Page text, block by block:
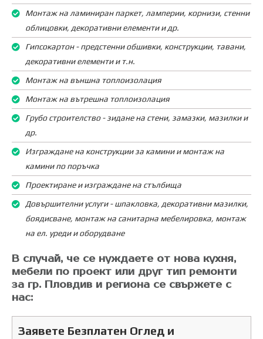
Монтаж на ламиниран паркет, ламперии, корнизи, стенни
облицовки, декоративни елементи и др.
Гипсокартон - предстенни обшивки, конструкции, тавани,
декоративни елементи и т.н.
Монтаж на външна топлоизолация
Монтаж на вътрешна топлоизолация
Грубо строителство - зидане на стени, замазки, мазилки и
др.
Изграждане на конструкции за камини и монтаж на
камини по поръчка
Проектиране и изграждане на стълбища
Довършителни услуги - шпакловка, декоративни мазилки,
боядисване, монтаж на санитарна мебелировка, монтаж
на ел. уреди и оборудване
В случай, че се нуждаете от нова кухня,
мебели по проект или друг тип ремонти
за гр. Пловдив и региона се свържете с
нас:
Заявете Безплатен Оглед и